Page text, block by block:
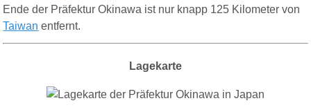
Ende der Präfektur Okinawa ist nur knapp 125 Kilometer von
Taiwan entfernt.
Lagekarte